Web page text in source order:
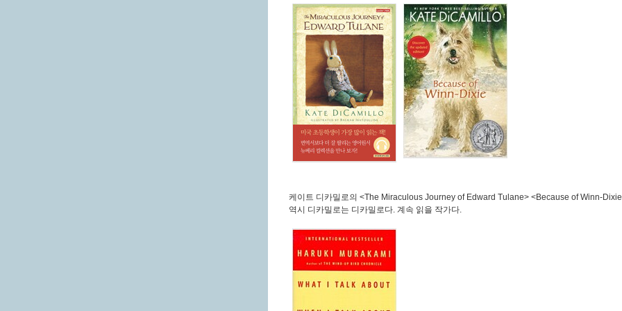
케이트 디카밀로의 <The Miraculous Journey of Edward Tulane> <Because of Winn-
역시 디카밀로는 디카밀로다. 계속 읽을 작가다.